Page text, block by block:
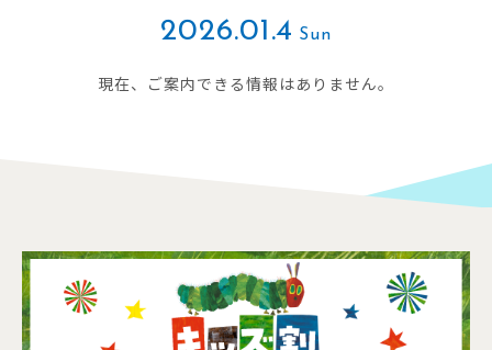
2026.01.4 Sun
現在、ご案内できる情報はありません。